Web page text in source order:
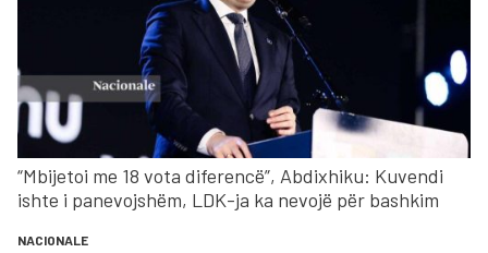
“Mbijetoi me 18 vota diferencë”, Abdixhiku: Kuvendi
ishte i panevojshëm, LDK-ja ka nevojë për bashkim
NACIONALE